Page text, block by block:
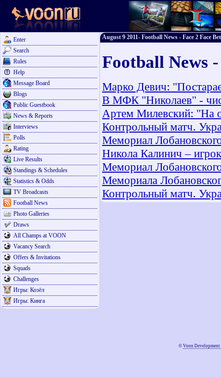
Enter
Search
Rules
Help
Message Board
Blogs
Public Guestbook
News & Reports
Interviews
Polls
Rating
Live Results
Standings & Schedules
Statistics & Odds
TV Broadcasts
Football News
Photo Galleries
Draws
All Champs at VOON
Vacancy Search
Offers & Invitations
Squads
Challenges
Игры: Козёл
Игры: Кинга
August 9 2011- Football News - Face 2 Face
Football News
Марко Девич:
В МФК "Николаев" -
Артем Милевский: "На
Контрольный матч.
Мемориал
Никола Калинич –
Мемориал
Мемориала
Контрольный матч.
© Voon Development